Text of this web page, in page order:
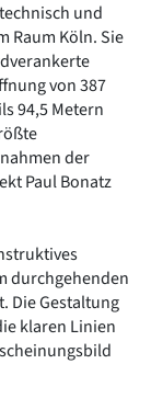
und
Raum Köln. Sie
von 387
94,5 Metern
der
Paul Bonatz
durchgehenden
Die Gestaltung
klaren Linien